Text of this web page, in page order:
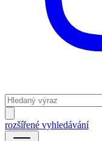
rozšířené vyhledávání